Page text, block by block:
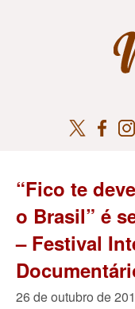
“Fico te
o Brasil” é
– Festival
26 de outubro de